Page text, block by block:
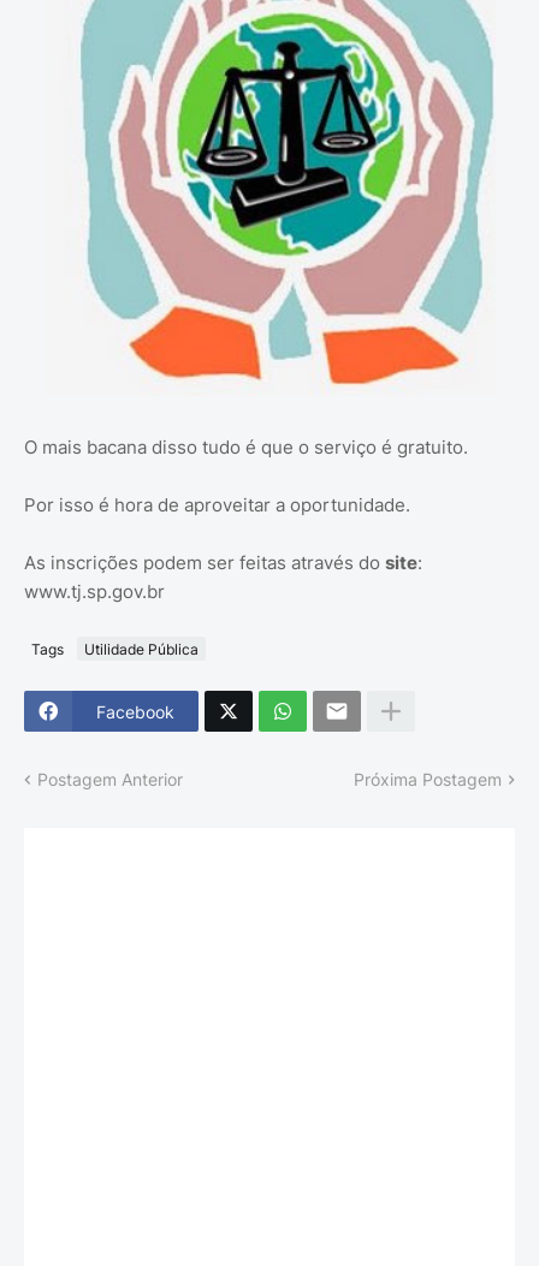
O mais bacana disso tudo é que o serviço é gratuito.
Por isso é hora de aproveitar a oportunidade.
As inscrições podem ser feitas através do site:
www.tj.sp.gov.br
Tags Utilidade Pública
Facebook
Postagem Anterior Próxima Postagem